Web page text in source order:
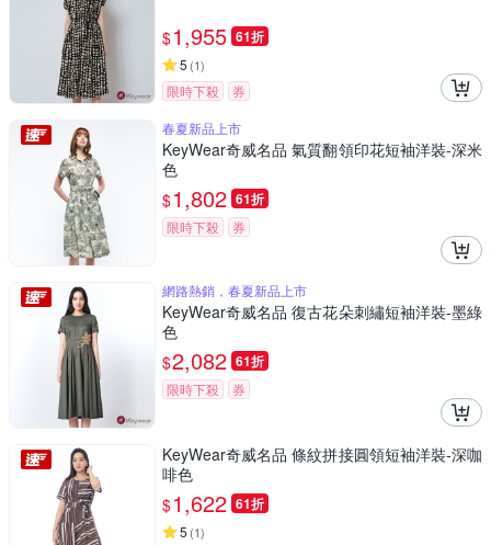
$1,955 61折
5 (1)
限時下殺
券
春夏新品上市
KeyWear奇威名品 氣質翻領印花短袖洋裝-深米
色
$1,802 61折
限時下殺 券
網路熱銷，春夏新品上市
KeyWear奇威名品 復古花朵刺繡短袖洋裝-墨綠
色
$2,082 61折
限時下殺 券
KeyWear奇威名品 條紋拼接圓領短袖洋裝-深咖
啡色
$1,622 61折
5 (1)